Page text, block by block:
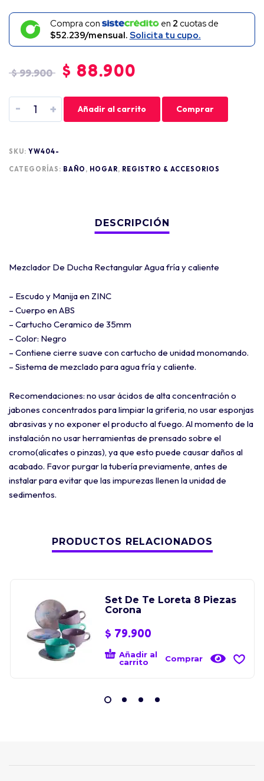
Compra con en 2 cuotas de
$52.239/mensual. Solicita tu cupo.
$99.900 $ 88.900
- + Añadir al carrito Comprar
SKU: YW404-
CATEGORÍAS: BAÑO , HOGAR, REGISTRO & ACCESORIOS
Mezclador De Ducha Rectangular Agua fría y caliente
– Escudo y Manija en ZINC
– Cuerpo en ABS
– Cartucho Ceramico de 35mm
– Color: Negro
– Contiene cierre suave con cartucho de unidad monomando.
– Sistema de mezclado para agua fría y caliente.
Recomendaciones: no usar ácidos de alta concentración o
jabones concentrados para limpiar la griferia, no usar esponjas
abrasivas y no exponer el producto al fuego. Al momento de la
instalación no usar herramientas de prensado sobre el
cromo(alicates o pinzas), ya que esto puede causar daños al
acabado. Favor purgar la tubería previamente, antes de
instalar para evitar que las impurezas llenen la unidad de
sedimentos.
PRODUCTOS RELACIONADOS
Set De Te Loreta 8 Piezas
Corona
$ 79.900
Añadir al
carrito
Comprar